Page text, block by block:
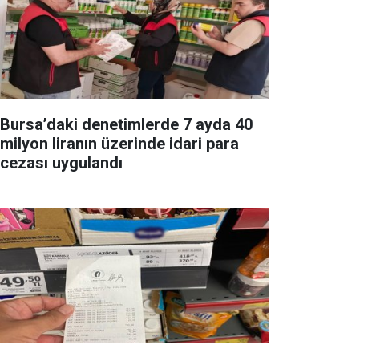
Bursa’daki denetimlerde 7 ayda 40
milyon liranın üzerinde idari para
cezası uygulandı